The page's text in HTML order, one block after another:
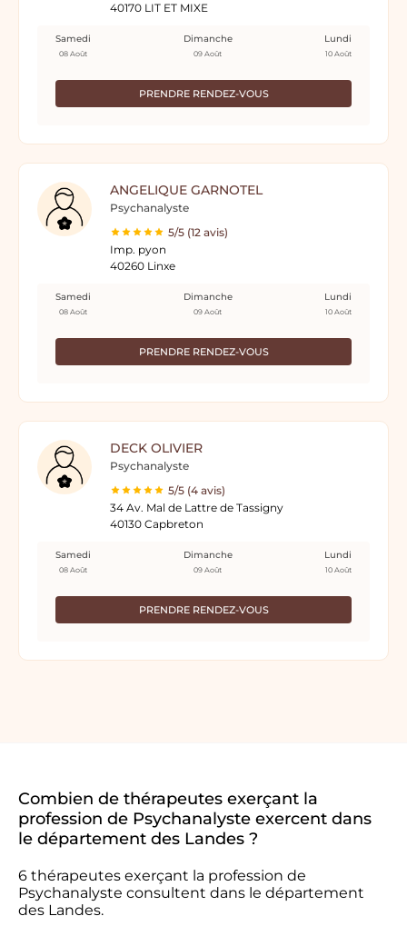
40170 LIT ET MIXE
PRENDRE RENDEZ-VOUS
Samedi
08 Août
Dimanche
09 Août
Lundi
10 Août
ANGELIQUE GARNOTEL
Psychanalyste
5/5 (12 avis)
Imp. pyon
40260 Linxe
PRENDRE RENDEZ-VOUS
Samedi
08 Août
Dimanche
09 Août
Lundi
10 Août
DECK OLIVIER
Psychanalyste
5/5 (4 avis)
34 Av. Mal de Lattre de Tassigny
40130 Capbreton
PRENDRE RENDEZ-VOUS
Samedi
08 Août
Dimanche
09 Août
Lundi
10 Août
Combien de thérapeutes exerçant la
profession de Psychanalyste exercent dans
le département des Landes ?
6 thérapeutes exerçant la profession de
Psychanalyste consultent dans le département
des Landes.